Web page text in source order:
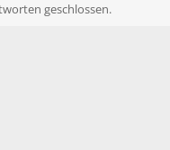
geschlossen.